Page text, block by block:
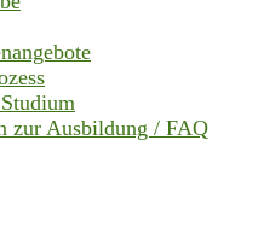
zur Ausbildung / FAQ